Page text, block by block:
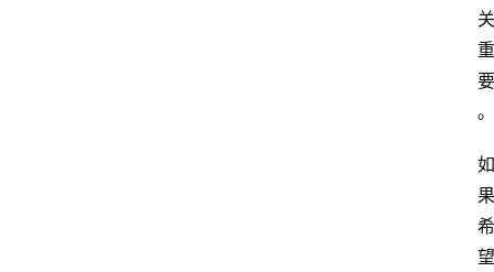
关
重
要
。
如
果
希
望